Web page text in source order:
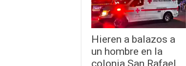
Hieren a balazos a
un hombre en la
colonia San Rafael